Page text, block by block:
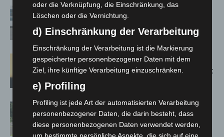
Niedersachsen: Feuerwehrkräfte
kehren nach Waldbrandeinsatz aus
Spanien zurück
Hannover: Erste Tigermücken-
Population in Niedersachsen entdeckt
Brand im „Haus der Begegnung“ in
Neuwarmbüchen schnell eingedämmt
oder die Verknüpfung, die Einschränkung, das
Löschen oder die Vernichtung.
d) Einschränkung der Verarbeitung
Einschränkung der Verarbeitung ist die Markierung
gespeicherter personenbezogener Daten mit dem
Ziel, ihre künftige Verarbeitung einzuschränken.
e) Profiling
Profiling ist jede Art der automatisierten Verarbeitung
personenbezogener Daten, die darin besteht, dass
diese personenbezogenen Daten verwendet werden,